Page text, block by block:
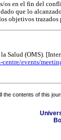
os en el fin del
que lo
objetivos
Salud (OMS).
events/
the contents of this